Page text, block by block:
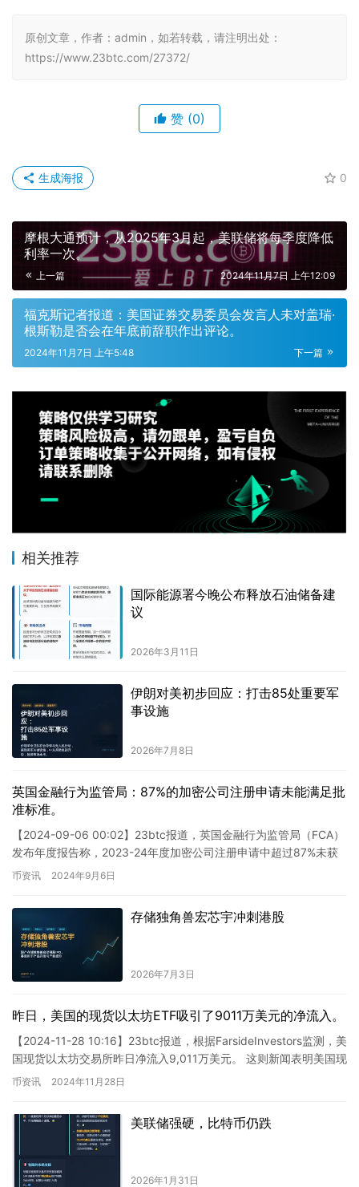
原创文章，作者：admin，如若转载，请注明出处：
https://www.23btc.com/27372/
赞 (0)
0
生成海报
摩根大通预计，从2025年3月起，美联储将每季度降低
利率一次。
上一篇 2024年11月7日 上午12:09
福克斯记者报道：美国证券交易委员会发言人未对盖瑞·
根斯勒是否会在年底前辞职作出评论。
下一篇
2024年11月7日 上午5:48
相关推荐
国际能源署今晚公布释放石油储备建
议
2026年3月11日
伊朗对美初步回应：打击85处重要军
事设施
2026年7月8日
英国金融行为监管局：87%的加密公司注册申请未能满足批
准标准。
【2024-09-06 00:02】23btc报道，英国金融行为监管局（FCA）
发布年度报告称，2023-24年度加密公司注册申请中超过87%未获
批准。在截至3月31日的12个月内…
币资讯 2024年9月6日
存储独角兽宏芯宇冲刺港股
2026年7月3日
昨日，美国的现货以太坊ETF吸引了9011万美元的净流入。
【2024-11-28 10:16】23btc报道，根据FarsideInvestors监测，美
国现货以太坊交易所昨日净流入9,011万美元。 这则新闻表明美国现
货以太坊交易所昨日…
币资讯 2024年11月28日
美联储强硬，比特币仍跌
2026年1月31日